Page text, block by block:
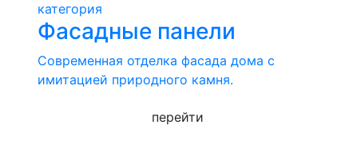
категория
Фасадные панели
Современная отделка фасада дома с
имитацией природного камня.
перейти